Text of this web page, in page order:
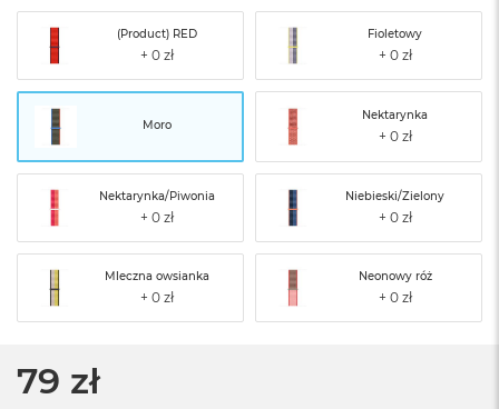
(Product) RED Fioletowy
Moro
Nektarynka
Nektarynka/Piwonia Niebieski/Zielony
Mleczna owsianka Neonowy róż
79 zł